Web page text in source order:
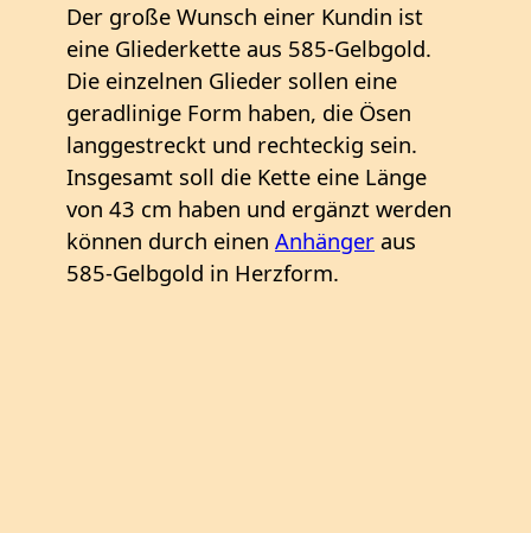
Der große Wunsch einer Kundin ist
eine Gliederkette aus 585-Gelbgold.
Die einzelnen Glieder sollen eine
geradlinige Form haben, die Ösen
langgestreckt und rechteckig sein.
Insgesamt soll die Kette eine Länge
von 43 cm haben und ergänzt werden
können durch einen Anhänger aus
585-Gelbgold in Herzform.